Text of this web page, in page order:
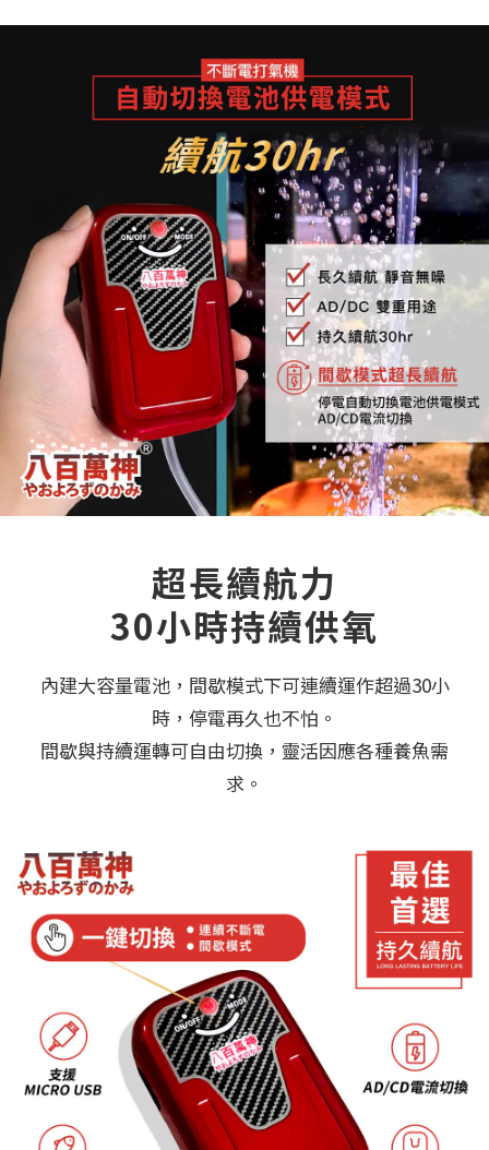
超長續航力
30小時持續供氧
內建大容量電池，間歇模式下可連續運作超過30小
時，停電再久也不怕。
間歇與持續運轉可自由切換，靈活因應各種養魚需
求。